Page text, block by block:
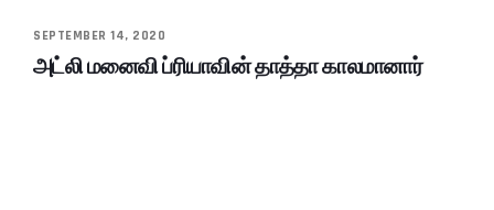
SEPTEMBER 14, 2020
அட்லி மனைவி ப்ரியாவின் தாத்தா காலமானார்